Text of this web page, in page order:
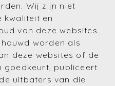
Wij zijn niet
kwaliteit en
van deze websites.
worden als
deze websites of de
goedkeurt, publiceert
uitbaters van die